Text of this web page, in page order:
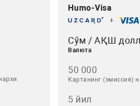
Humo-Visa
+
Сўм / АҚШ
Валюта
50 000
Картанинг (эмиссия)
5 йил